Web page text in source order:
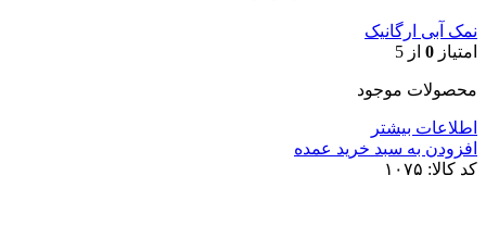
نمک آبی ارگانیک
امتیاز 0 از 5
محصولات موجود
اطلاعات بیشتر
افزودن به سبد خرید عمده
کد کالا: ۱۰۷۵